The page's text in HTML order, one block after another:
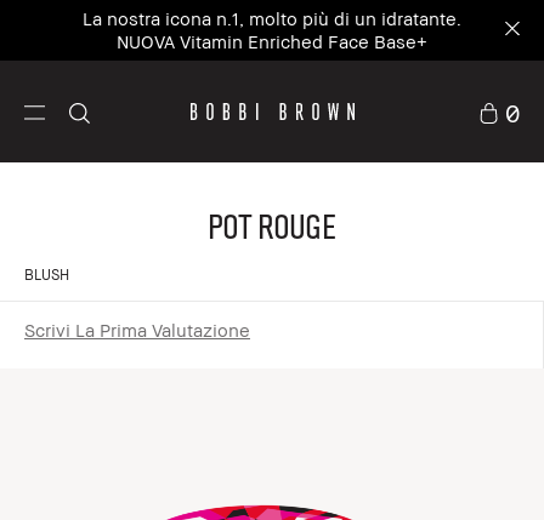
La nostra icona n.1, molto più di un idratante.
NUOVA Vitamin Enriched Face Base+
0
POT ROUGE
BLUSH
Scrivi La Prima Valutazione